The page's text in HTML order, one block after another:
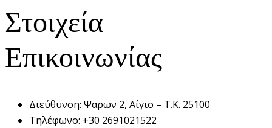
Στοιχεία
Επικοινωνίας
Διεύθυνση: Ψαρων 2, Αίγιο – Τ.Κ. 25100
Τηλέφωνο: +30 2691021522